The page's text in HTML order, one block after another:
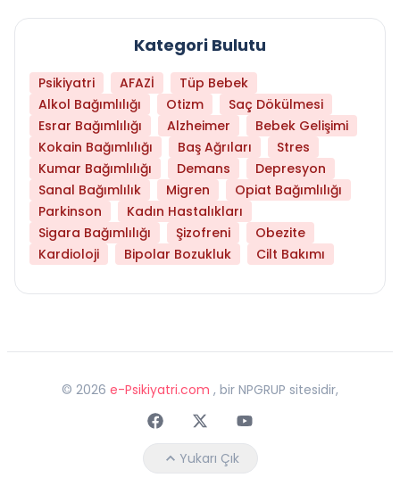
Kategori Bulutu
Psikiyatri AFAZİ
Tüp Bebek
Alkol Bağımlılığı
Otizm
Saç Dökülmesi
Esrar Bağımlılığı
Alzheimer
Bebek Gelişimi
Kokain Bağımlılığı
Baş Ağrıları
Stres
Kumar Bağımlılığı
Demans
Depresyon
Sanal Bağımlılık
Migren
Opiat Bağımlılığı
Parkinson
Kadın Hastalıkları
Sigara Bağımlılığı
Şizofreni
Obezite
Kardioloji
Bipolar Bozukluk Cilt Bakımı
© 2026 e-Psikiyatri.com , bir NPGRUP sitesidir,
FaceebokTwitterYoutube
Yukarı Çık